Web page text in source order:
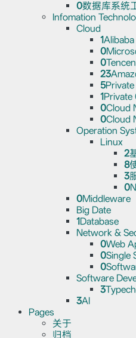
0数据库系统
Infomation
Cloud
1
0
0
23
5
1Private
0Cloud
0Cloud
Operation
Linux
2
8
3
0
0Middleware
Big Date
1Database
Network &
0Web
0Single
0
Software
3
3AI
Pages
关于
归档